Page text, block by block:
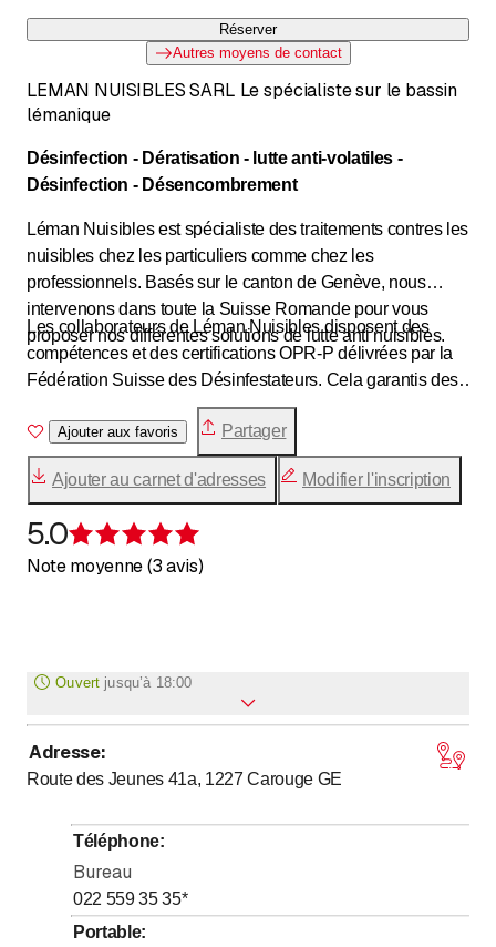
Réserver
Autres moyens de contact
LEMAN NUISIBLES SARL Le spécialiste sur le bassin
lémanique
Désinfection - Dératisation - lutte anti-volatiles -
Désinfection - Désencombrement
Léman Nuisibles est spécialiste des traitements contres les
nuisibles chez les particuliers comme chez les
professionnels. Basés sur le canton de Genève, nous
intervenons dans toute la Suisse Romande pour vous
proposer nos différentes solutions de lutte anti nuisibles.
Les collaborateurs de Léman Nuisibles disposent des
compétences et des certifications OPR-P délivrées par la
Fédération Suisse des Désinfestateurs. Cela garantis des
prestations de première qualité et des réponses adaptées
à toutes demandes.
Ajouter aux favoris Partager
Ajouter au carnet d'adresses Modifier l'inscription
5.0
Note moyenne (3 avis)
Ouvert jusqu’à 18:00
Lundi jusqu’à
00
Mardi
Mercredi
8:00- jusqu’à
18:00
Jeudi
Vendredi
Samedi
Adresse:
Route des Jeunes 41a, 1227 Carouge GE
Téléphone:
Bureau
022 559 35 35*
Portable: